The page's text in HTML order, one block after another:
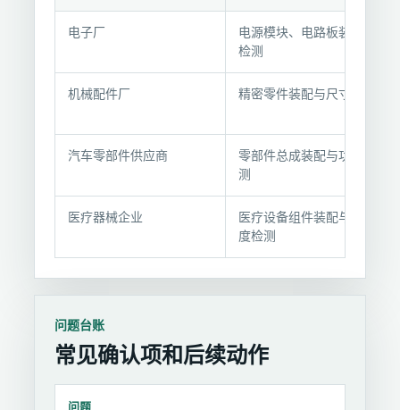
象
支
持
作
电子厂
电源模块、电路板装配与
检测
机械配件厂 精密零件装配与尺寸检测
汽车零部件供应商
零部件总成装配与功能检
测
医疗器械企业
医疗设备组件装配与洁净
度检测
问题台账
常见确认项和后续动作
问题